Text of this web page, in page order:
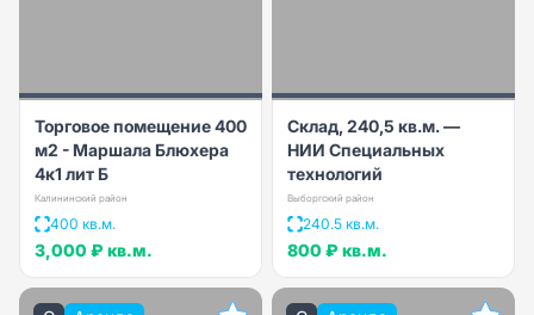
Торговое помещение 400
м2 - Маршала Блюхера
4к1 лит Б
Калининский район
400 кв.м.
3,000 ₽ кв.м.
Склад, 240,5 кв.м. —
НИИ Специальных
технологий
Выборгский район
240.5 кв.м.
800 ₽ кв.м.